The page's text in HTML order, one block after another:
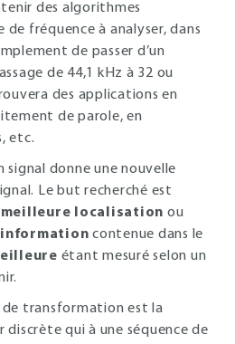
des algorithmes
fréquence à analyser, dans
de passer d’un
de 44,1 kHz à 32 ou
des applications en
de parole, en
etc.
signal donne une nouvelle
Le but recherché est
meilleure localisation ou
contenue dans le
étant mesuré selon un
de transformation est la
qui à une séquence de